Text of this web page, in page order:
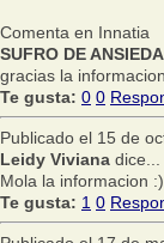
Comenta en Innatia
SUFRO DE
gracias la
Te gusta: 0 0
Publicado el 15 de
Leidy Viviana dice...
Mola la informacion :)
Te gusta: 1 0